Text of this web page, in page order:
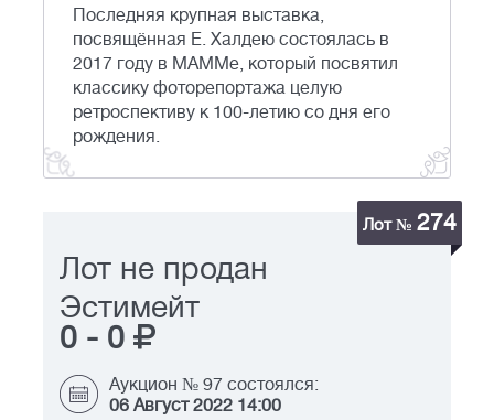
Последняя крупная выставка,
посвящённая Е. Халдею состоялась в
2017 году в МАММе, который посвятил
классику фоторепортажа целую
ретроспективу к 100-летию со дня его
рождения.
Лот № 274
Лот не продан
Эстимейт
0 - 0
Аукцион № 97 состоялся:
06 Август 2022 14:00